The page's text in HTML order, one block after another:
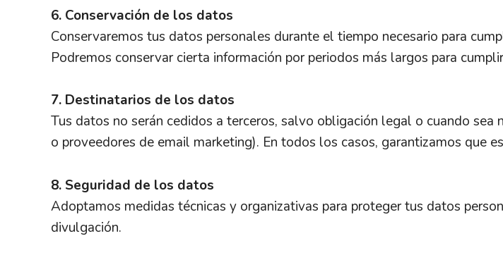
6. Conservación de los datos
Conservaremos tus datos personales durante el tiempo necesario para
Podremos conservar cierta información por periodos más largos para
7. Destinatarios de los datos
Tus datos no serán cedidos a terceros, salvo obligación legal o cuando
o proveedores de email marketing). En todos los casos, garantizamos que
8. Seguridad de los datos
Adoptamos medidas técnicas y organizativas para proteger tus datos
divulgación.